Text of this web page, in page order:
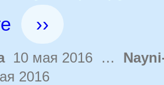
››
10 мая 2016 …
2016